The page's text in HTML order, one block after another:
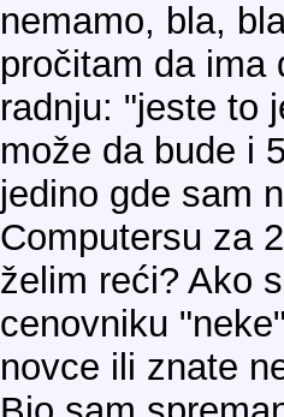
nemamo, bla,
pročitam da ima
radnju: "jeste to
može da bude i
jedino gde sam
Computersu za
želim reći? Ako
cenovniku
novce ili znate